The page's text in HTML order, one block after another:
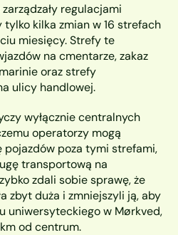
regulacjami
kilka zmian w 16 strefach
miesięcy. Strefy te
na cmentarze, zakaz
oraz strefy
ulicy handlowej.
wyłącznie centralnych
operatorzy mogą
poza tymi strefami,
transportową na
zdali sobie sprawę, że
zbyt duża i zmniejszyli ją, aby
uniwersyteckiego w Mørkved,
od centrum.